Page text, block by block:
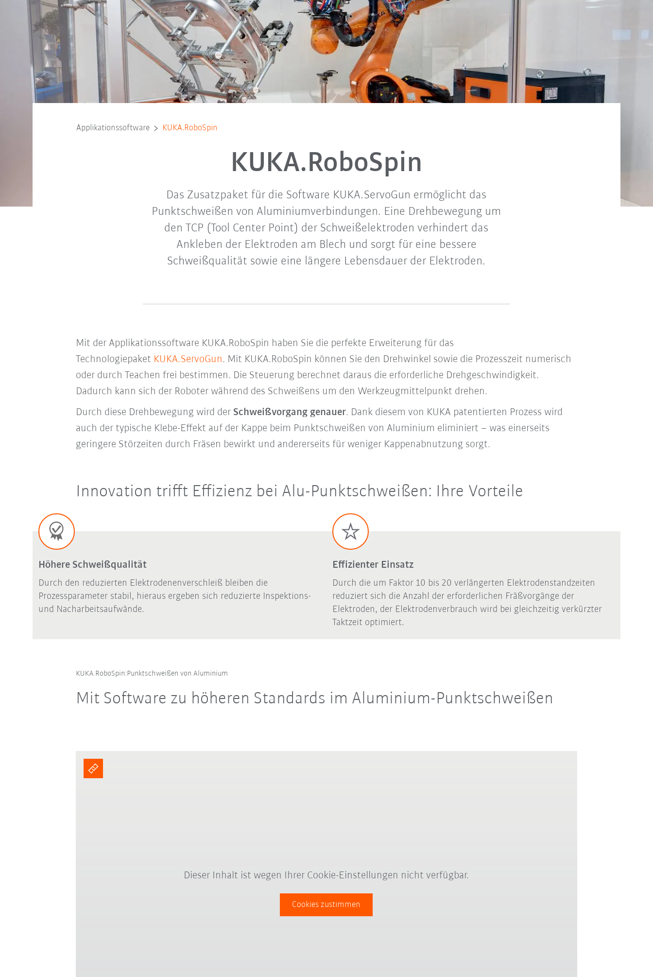
Applikationssoftware KUKA.RoboSpin
KUKA.RoboSpin
Das Zusatzpaket für die Software KUKA.ServoGun ermöglicht das
Punktschweißen von Aluminiumverbindungen. Eine Drehbewegung um
den TCP (Tool Center Point) der Schweißelektroden verhindert das
Ankleben der Elektroden am Blech und sorgt für eine bessere
Schweißqualität sowie eine längere Lebensdauer der Elektroden.
Mit der Applikationssoftware KUKA.RoboSpin haben Sie die perfekte Erweiterung für das
Technologiepaket KUKA.ServoGun. Mit KUKA.RoboSpin können Sie den Drehwinkel sowie die Prozesszeit numerisch
oder durch Teachen frei bestimmen. Die Steuerung berechnet daraus die erforderliche Drehgeschwindigkeit.
Dadurch kann sich der Roboter während des Schweißens um den Werkzeugmittelpunkt drehen.
Durch diese Drehbewegung wird der Schweißvorgang genauer. Dank diesem von KUKA patentierten Prozess wird
auch der typische Klebe-Effekt auf der Kappe beim Punktschweißen von Aluminium eliminiert – was einerseits
geringere Störzeiten durch Fräsen bewirkt und andererseits für weniger Kappenabnutzung sorgt.
Innovation trifft Effizienz bei Alu-Punktschweißen: Ihre Vorteile
Höhere Schweißqualität
Durch den reduzierten Elektrodenenverschleiß bleiben die
Prozessparameter stabil, hieraus ergeben sich reduzierte Inspektions-
und Nacharbeitsaufwände.
Effizienter Einsatz
Durch die um Faktor 10 bis 20 verlängerten Elektrodenstandzeiten
reduziert sich die Anzahl der erforderlichen Fräßvorgänge der
Elektroden, der Elektrodenverbrauch wird bei gleichzeitig verkürzter
Taktzeit optimiert.
KUKA.RoboSpin:Punktschweißen von Aluminium
Mit Software zu höheren Standards im Aluminium-Punktschweißen
Dieser Inhalt ist wegen Ihrer Cookie-Einstellungen nicht verfügbar.
Cookies zustimmen